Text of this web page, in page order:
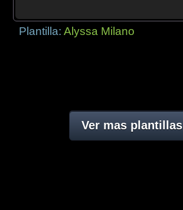
Plantilla:Alyssa Milano
Ver mas plantillas